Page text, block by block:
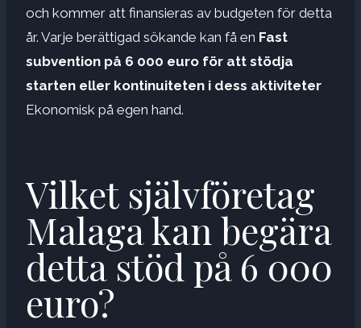
och kommer att finansieras av budgeten för detta
år. Varje berättigad sökande kan få en Fast
subvention på 6 000 euro för att stödja
starten eller kontinuiteten i dess aktiviteter
Ekonomisk på egen hand.
Vilket självföretag
Malaga kan begära
detta stöd på 6 000
euro?